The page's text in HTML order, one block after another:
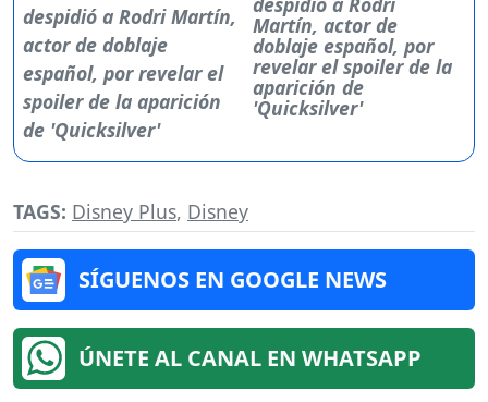
Martín, actor de
doblaje español, por
revelar el spoiler de la
aparición de
'Quicksilver'
TAGS: Disney Plus, Disney
SÍGUENOS EN GOOGLE NEWS
ÚNETE AL CANAL EN WHATSAPP